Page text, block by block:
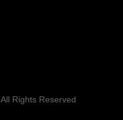
All Rights Reserved